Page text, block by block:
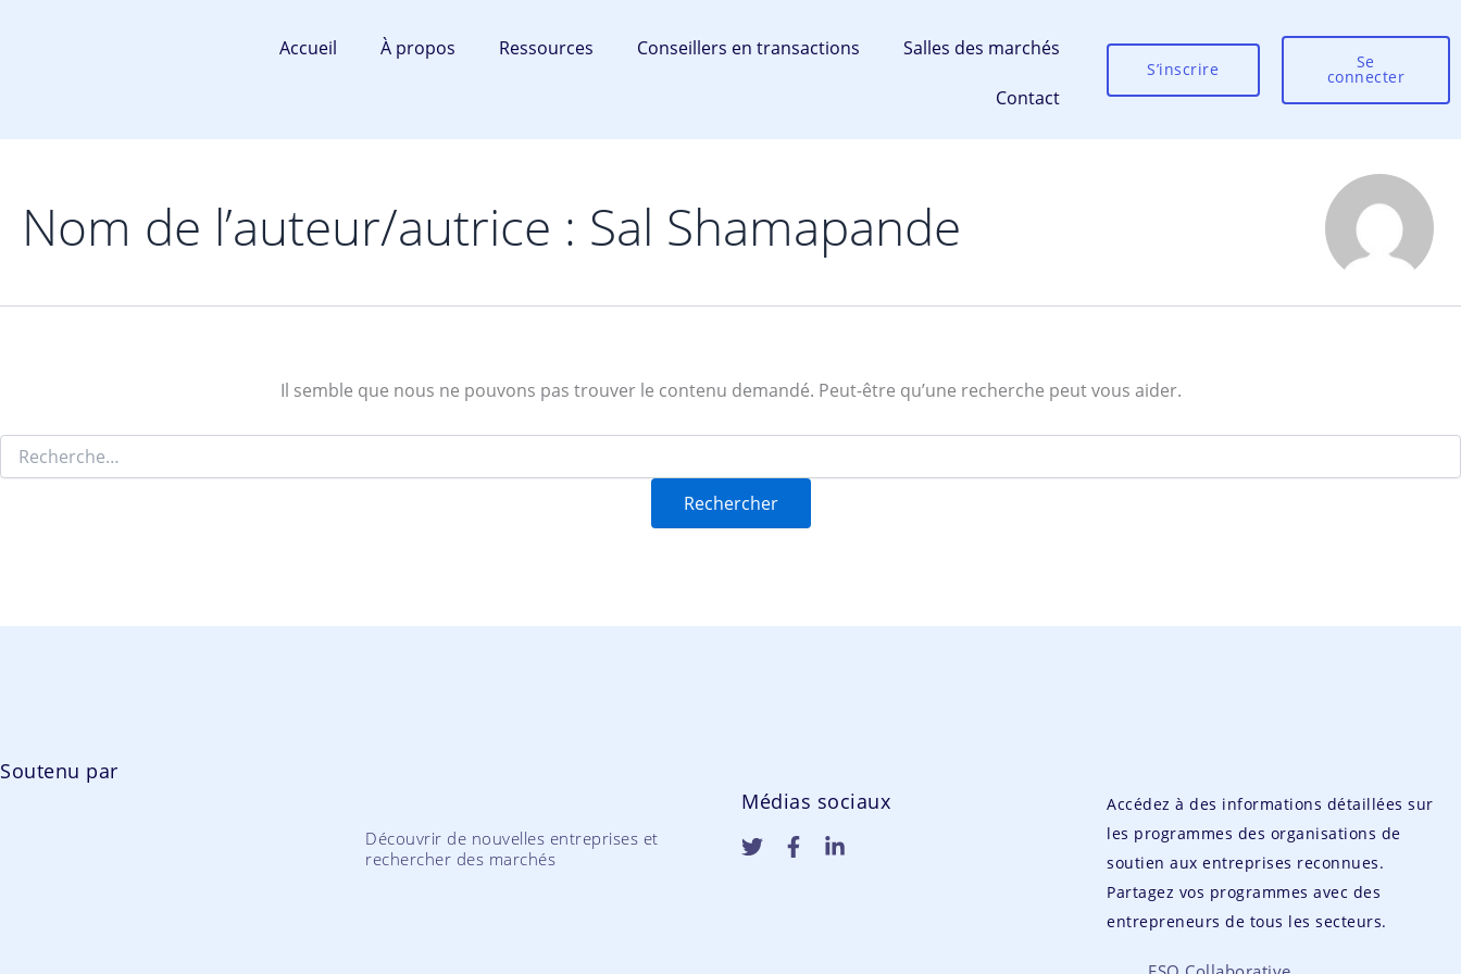
Accueil À propos Ressources Conseillers en transactions Salles des marchés
Contact
S’inscrire Se
connecter
Nom de l’auteur/autrice : Sal Shamapande
Il semble que nous ne pouvons pas trouver le contenu demandé. Peut-être qu’une recherche peut vous aider.
Soutenu par
Découvrir de nouvelles entreprises et
rechercher des marchés
Médias sociaux
Accédez à des informations détaillées sur
les programmes des organisations de
soutien aux entreprises reconnues.
Partagez vos programmes avec des
entrepreneurs de tous les secteurs.